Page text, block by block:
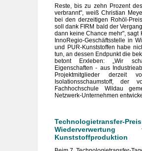
Reste, bis zu zehn Prozent
verbrannt", weiß Christian
bei den derzeitigen Rohöl-
soll dank FIRM bald der
dann keine Chance mehr", sagt
InnoRegio-Geschäftsstelle in
und PUR-Kunststoffen habe
tun, an dessen Endpunkt die
betont Erxleben: „Wir
Eigenschaften - aus
Projektmitglieder derzeit
Isolationsschaumstoff, der
Fachhochschule Wildau
Netzwerk-Unternehmen
Technologietransfer-
Kunststoffproduktion